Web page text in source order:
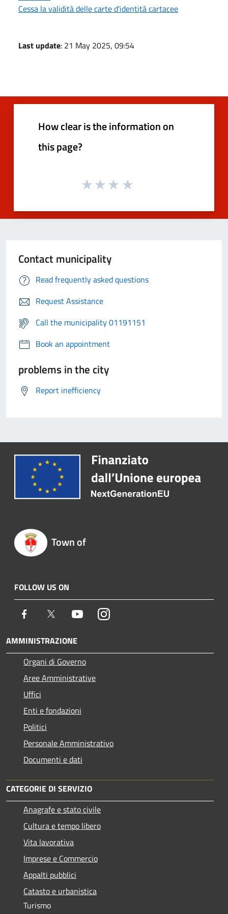
Cessa la validità delle carte d'identità cartacee
Last update: 21 May 2025, 09:54
How clear is the information on
this page?
Contact municipality
Read frequently asked questions
Request Assistance
Call the municipality 01191151
Book an appointment
problems in the city
Report inefficiency
Town of
FOLLOW US ON
Facebook Twitter YoutubeInstagram
AMMINISTRAZIONE
Organi di Governo
Aree Amministrative
Uffici
Enti e fondazioni
Politici
Personale Amministrativo
Documenti e dati
CATEGORIE DI SERVIZIO
Anagrafe e stato civile
Cultura e tempo libero
Vita lavorativa
Imprese e Commercio
Appalti pubblici
Catasto e urbanistica
Turismo